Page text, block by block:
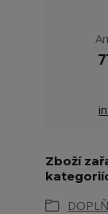
Zboží